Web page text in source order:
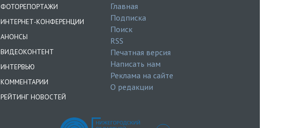
ФОТОРЕПОРТАЖИ
ИНТЕРНЕТ-КОНФЕРЕНЦИИ
АНОНСЫ
ВИДЕОКОНТЕНТ
ИНТЕРВЬЮ
КОММЕНТАРИИ
РЕЙТИНГ НОВОСТЕЙ
Главная
Подписка
Поиск
RSS
Печатная версия
Написать нам
Реклама на сайте
О редакции